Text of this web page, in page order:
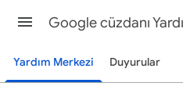
Google cüzdanı
Yardım Merkezi Duyurular